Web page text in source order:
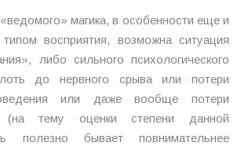
магика, в особенности еще и
восприятия, возможна ситуация
либо сильного психологического
до нервного срыва или потери
или даже вообще потери
(на тему оценки степени данной
полезно бывает повнимательнее